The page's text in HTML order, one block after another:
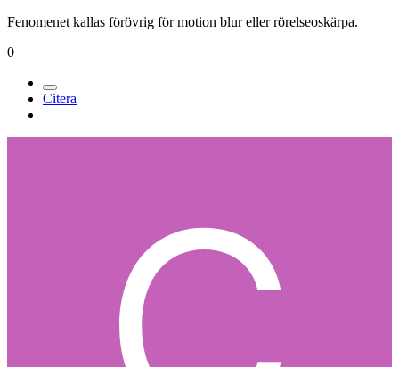
Fenomenet kallas förövrig för motion blur eller rörelseoskärpa.
0
Citera